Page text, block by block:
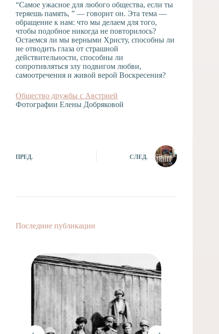
“Самое ужасное для любого общества, если ты
теряешь память, ” — говорит он. Эта тема —
обращение к нам: что мы делаем для того,
чтобы подобное никогда не повторилось?
Остаемся ли мы верными Христу, способны ли
не отводить глаза от страшной
действительности, способны ли
сопротивляться злу подвигом любви,
самоотречения и живой верой Воскресения?
Общество дружбы с Австрией
Фотографии Елены Добряковой
ПРЕД. СЛЕД.
Последние публикации